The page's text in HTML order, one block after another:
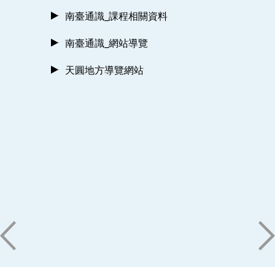
南臺通識_課程相關資料
南臺通識_網站導覽
天圓地方導覽網站